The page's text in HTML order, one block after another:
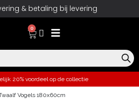
& betaling bij levering
0
20% voordeel op de collectie
Vogels 180x60cm